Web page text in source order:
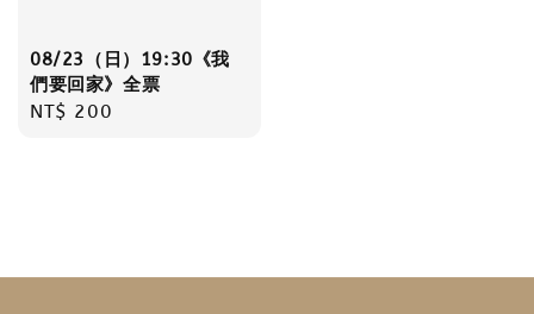
08/23（日）19:30《我
們要回家》全票
Regular
NT$ 200